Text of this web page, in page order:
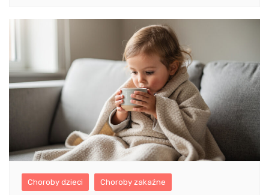
Choroby dzieci Choroby zakaźne